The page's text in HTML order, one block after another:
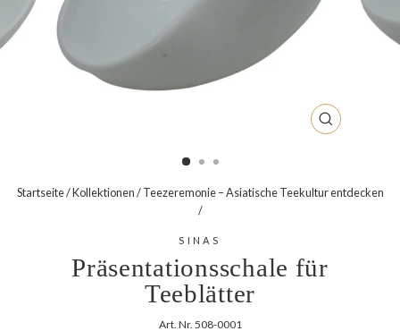
Startseite/Kollektionen/ Teezeremonie – Asiatische Teekultur entdecken
/
SINAS
Präsentationsschale für
Teeblätter
Art. Nr. 508-0001